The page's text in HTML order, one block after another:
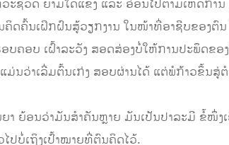
ວິດ ຍາມໃດແຂງ ແລະ ອ່ອນໄປຕາມເຫດການ
ຄົ້ນເຝິກຝົນສູ້ວຽກງານ ໃນໜ້າທີ່ອາຊີບຂອງຕົນ
ຄອບ ເຝົ້າລະວັງ ສອດສ່ອງບໍ່ໃຫ້ການປະພຶດຂ
ນວ່າເລີ່ມຕົ້ນເກ່ງ ສອບຜ່ານໄດ້ ແຕ່ພໍກ້າວຂຶ້ນສູ່
ຍ້ອນວ່າມັນສຳຄັນຫຼາຍ ມັນເປັນປາລະມີ ຂໍ້ໜຶ່ງເ
ປບໍ່ເຖິງເປົ້າໝາຍທີ່ຕົນຄິດໄວ້.